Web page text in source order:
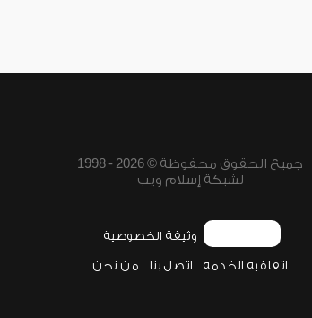
جميع الحقوق محفوظة © 2026 - 1998
لشبكة إسلام ويب
وثيقة الخصوصية
اتفاقية الخدمة اتصل بنا من نحن